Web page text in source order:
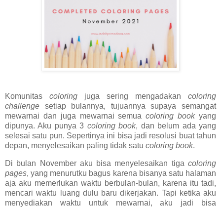
Komunitas coloring juga sering mengadakan coloring
challenge setiap bulannya, tujuannya supaya semangat
mewarnai dan juga mewarnai semuacoloring bookyang
dipunya. Aku punya 3 coloring book, dan belum ada yang
selesai satu pun. Sepertinya ini bisa jadi resolusi buat tahun
depan, menyelesaikan paling tidak satu coloring book.
Di bulan November aku bisa menyelesaikan tiga coloring
pages, yang menurutku bagus karena bisanya satu halaman
aja aku memerlukan waktu berbulan-bulan, karena itu tadi,
mencari waktu luang dulu baru dikerjakan. Tapi ketika aku
menyediakan waktu untuk mewarnai, aku jadi bisa